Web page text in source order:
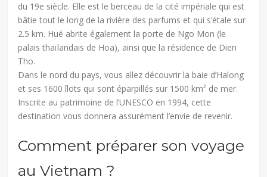
du 19e siècle. Elle est le berceau de la cité impériale qui est
bâtie tout le long de la rivière des parfums et qui s’étale sur
2.5 km. Hué abrite également la porte de Ngo Mon (le
palais thaïlandais de Hoa), ainsi que la résidence de Dien
Tho.
Dans le nord du pays, vous allez découvrir la baie d’Halong
et ses 1600 îlots qui sont éparpillés sur 1500 km² de mer.
Inscrite au patrimoine de l’UNESCO en 1994, cette
destination vous donnera assurément l’envie de revenir.
Comment préparer son voyage
au Vietnam ?